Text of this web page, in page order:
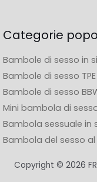
Categorie
Bambole di sesso in
Bambole di sesso TPE
Bambole di sesso
Mini bambola di
Bambola sessuale in
Bambola del sesso
Copyright © 2026